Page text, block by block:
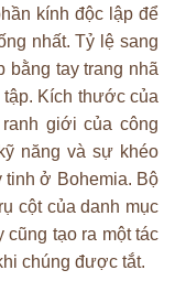
kính độc lập để
nhất. Tỷ lệ sang
bằng tay trang nhã
Kích thước của
giới của công
năng và sự khéo
tinh ở Bohemia. Bộ
cột của danh mục
tạo ra một tác
chúng được tắt.